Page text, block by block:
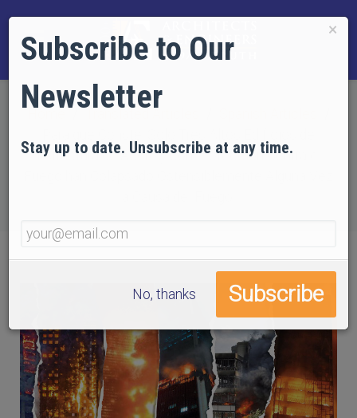
Estructura de Acero y con Protección Contra el
×
Subscribe to Our
Newsletter
Stay up to date. Unsubscribe at any time.
No, thanks